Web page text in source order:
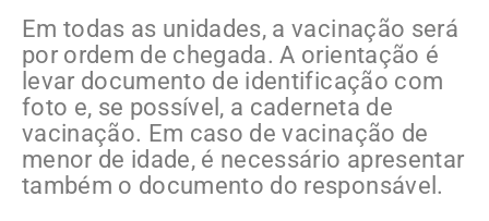
Em todas as unidades, a vacinação será
por ordem de chegada. A orientação é
levar documento de identificação com
foto e, se possível, a caderneta de
vacinação. Em caso de vacinação de
menor de idade, é necessário apresentar
também o documento do responsável.